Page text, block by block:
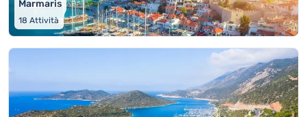
Marmaris
18 Attività